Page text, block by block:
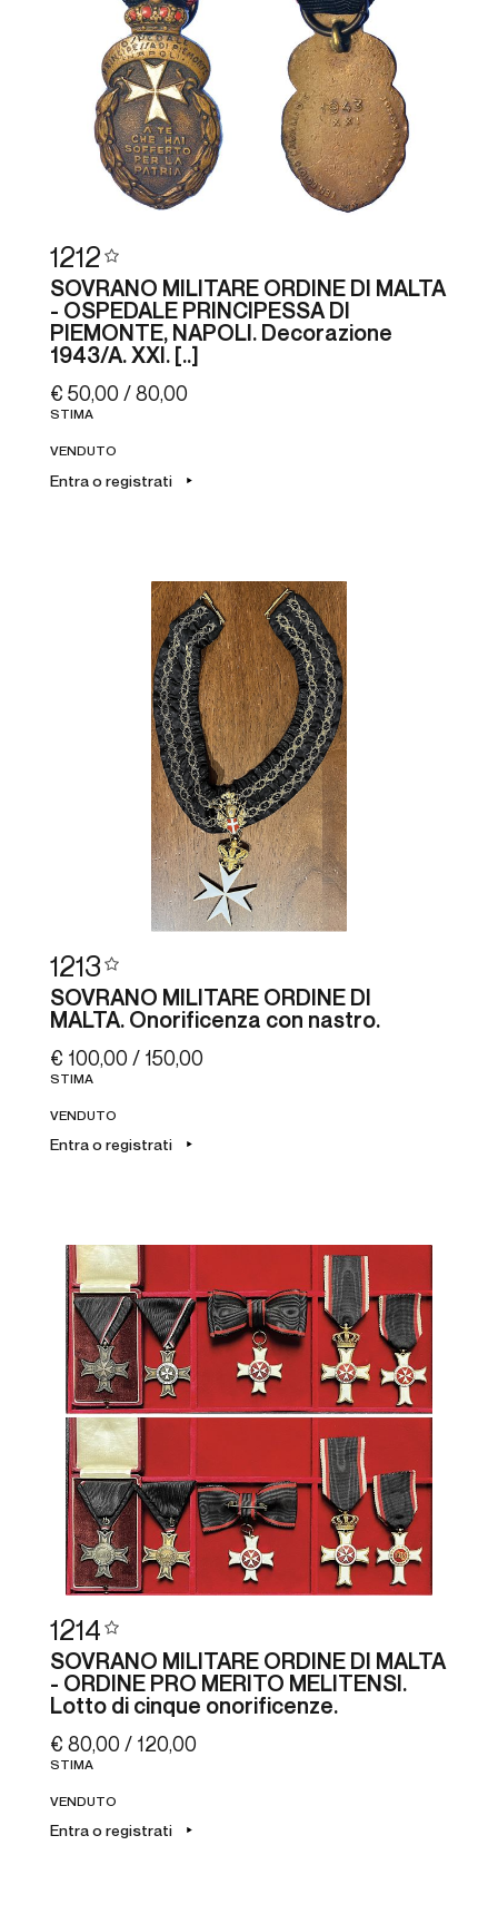
1212
SOVRANO MILITARE ORDINE DI MALTA
- OSPEDALE PRINCIPESSA DI
PIEMONTE, NAPOLI. Decorazione
1943/A. XXI. [..]
€ 50,00 / 80,00
STIMA
VENDUTO
Entra o registrati
1213
SOVRANO MILITARE ORDINE DI
MALTA. Onorificenza con nastro.
€ 100,00 / 150,00
STIMA
VENDUTO
Entra o registrati
1214
SOVRANO MILITARE ORDINE DI MALTA
- ORDINE PRO MERITO MELITENSI.
Lotto di cinque onorificenze.
€ 80,00 / 120,00
STIMA
VENDUTO
Entra o registrati